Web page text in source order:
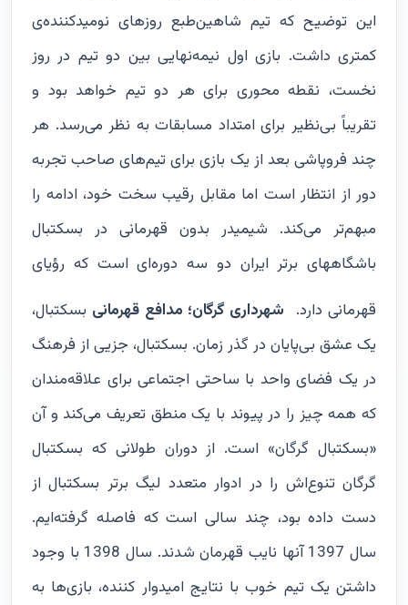
این توضیح که تیم شاهین‌طبع روزهای نومیدکننده‌ی
کمتری داشت. بازی اول نیمه‌نهایی بین دو تیم در روز
نخست، نقطه محوری برای هر دو تیم خواهد بود و
تقریباً بی‌نظیر برای امتداد مسابقات به نظر می‌رسد. هر
چند فروپاشی بعد از یک بازی برای تیم‌های صاحب تجربه
دور از انتظار است اما مقابل رقیب سخت خود، ادامه را
مبهم‌تر می‌کند. شیمیدر بدون قهرمانی در بسکتبال
باشگاههای برتر ایران دو سه دوره‌ای است که رؤیای
قهرمانی دارد. شهرداری گرگان؛ مدافع قهرمانی بسکتبال،
یک عشق بی‌پایان در گذر زمان. بسکتبال، جزیی از فرهنگ
در یک فضای واحد با ساحتی اجتماعی برای علاقه‌مندان
که همه چیز را در پیوند با یک منطق تعریف می‌کند و آن
«بسکتبال گرگان» است. از دوران طولانی که بسکتبال
گرگان تنوع‌اش را در ادوار متعدد لیگ برتر بسکتبال از
دست داده بود، چند سالی است که فاصله گرفته‌ایم.
سال 1397 آنها نایب قهرمان شدند. سال 1398 با وجود
داشتن یک تیم خوب با نتایج امیدوار کننده، بازی‌ها به